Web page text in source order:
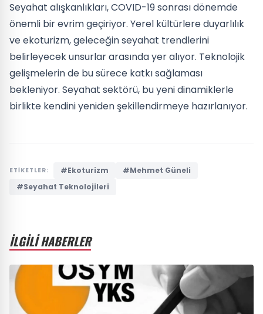
Seyahat alışkanlıkları, COVID-19 sonrası dönemde
önemli bir evrim geçiriyor. Yerel kültürlere duyarlılık
ve ekoturizm, geleceğin seyahat trendlerini
belirleyecek unsurlar arasında yer alıyor. Teknolojik
gelişmelerin de bu sürece katkı sağlaması
bekleniyor. Seyahat sektörü, bu yeni dinamiklerle
birlikte kendini yeniden şekillendirmeye hazırlanıyor.
ETİKETLER: #Ekoturizm
#Mehmet Güneli
#Seyahat Teknolojileri
İLGİLİ HABERLER